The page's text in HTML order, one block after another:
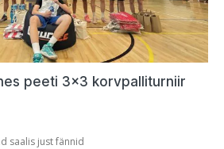
peeti 3×3 korvpalliturniir